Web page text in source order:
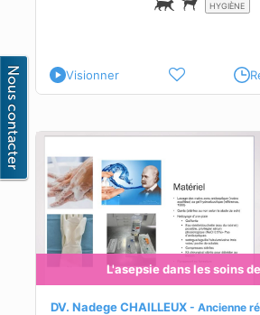
HYGIÈNE
Visionner
L'asepsie dans les soins
DV. Nadege CHAILLEUX Ancienne